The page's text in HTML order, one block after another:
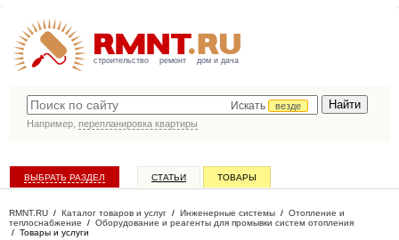
строительство ремонт дом и дача
Искать
везде
Например, перепланировка квартиры
ВЫБРАТЬ РАЗДЕЛ СТАТЬИ ТОВАРЫ
RMNT.RU / Каталог товаров и услуг / Инженерные системы / Отопление и
теплоснабжение / Оборудование и реагенты для промывки систем отопления
/ Товары и услуги